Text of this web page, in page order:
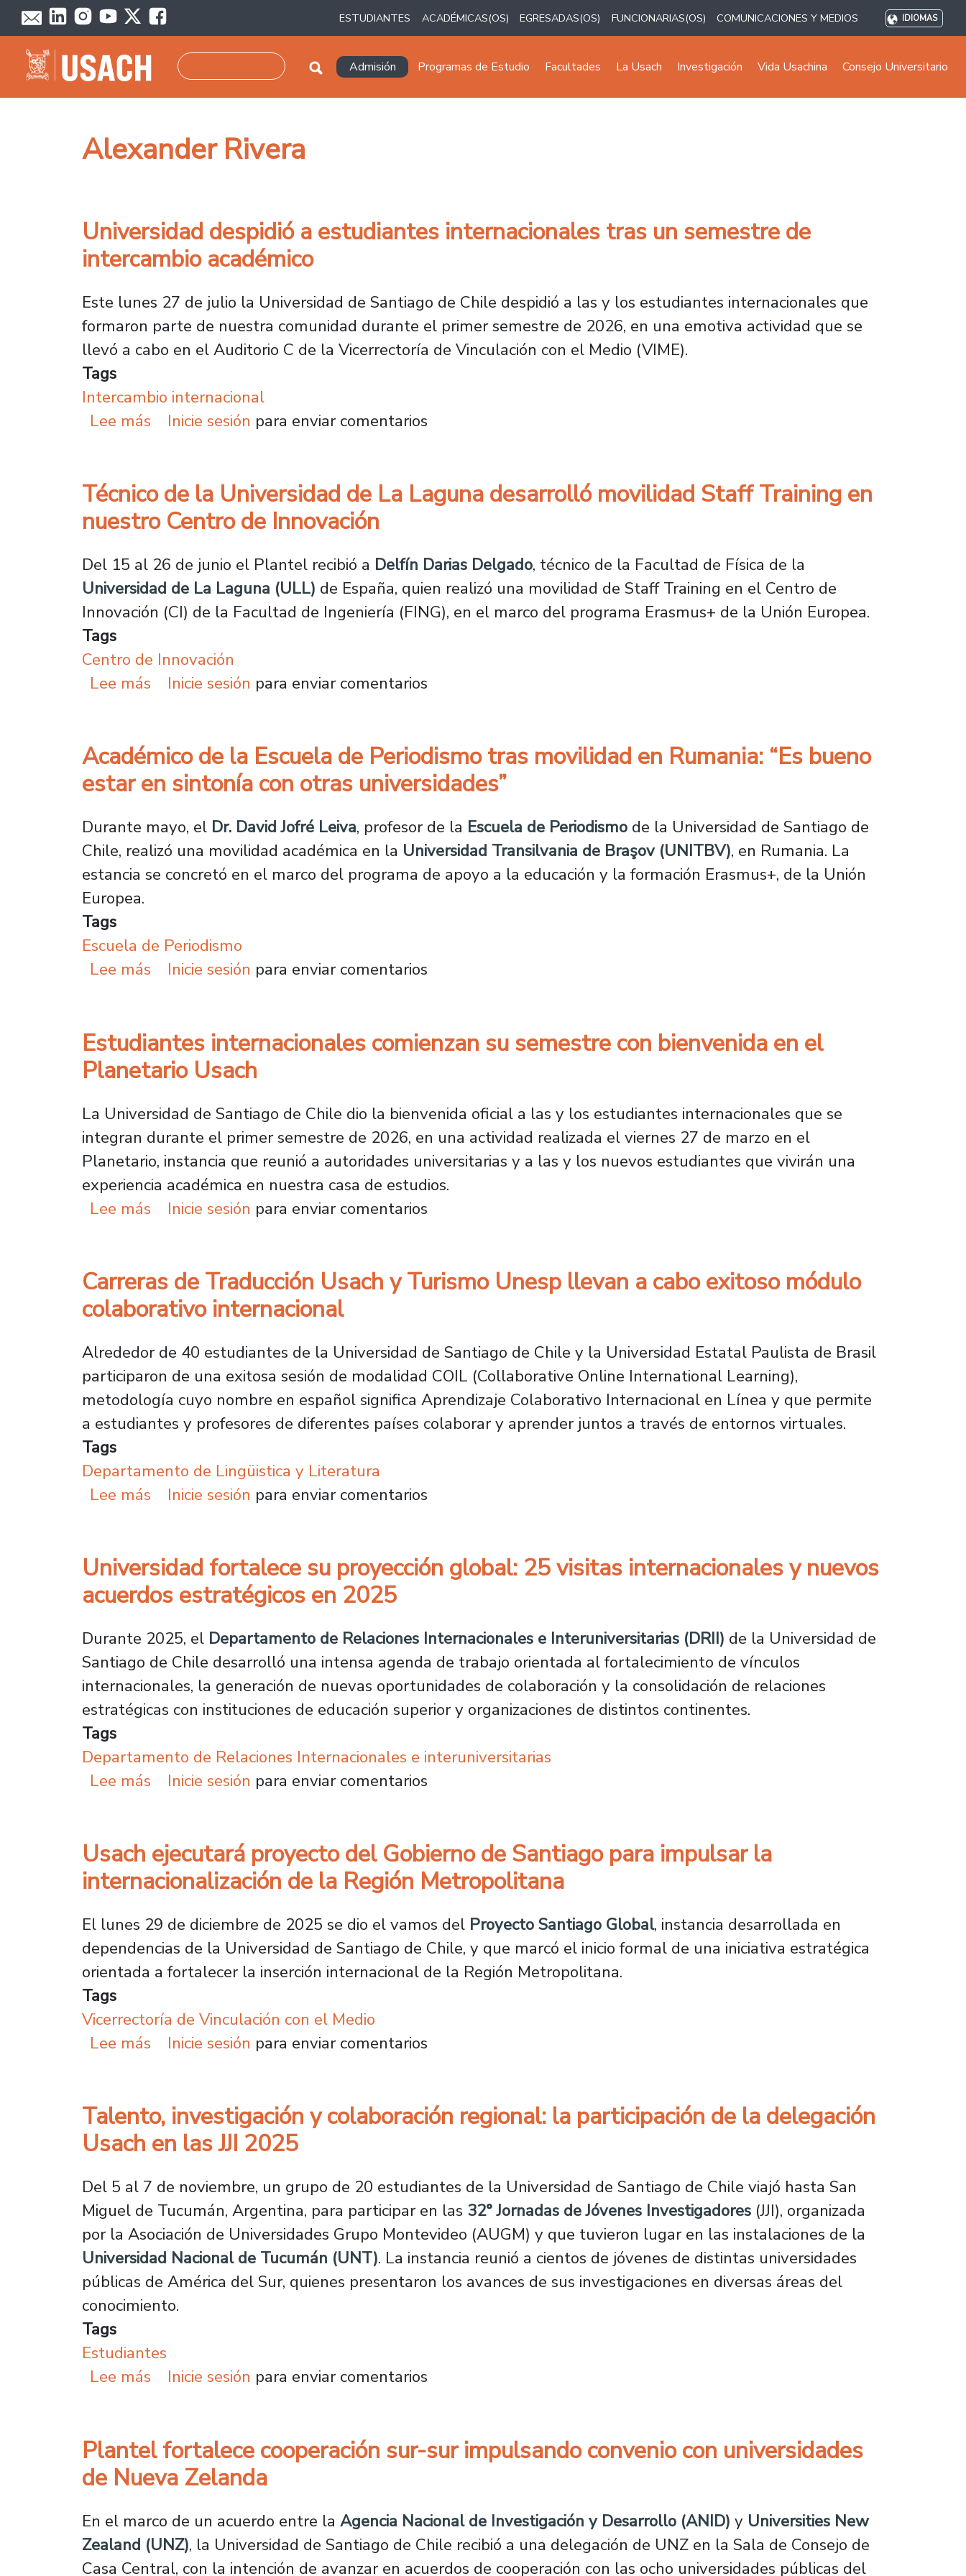
Pasar al contenido principal
ESTUDIANTES ACADÉMICAS(OS) EGRESADAS(OS) FUNCIONARIAS(OS) COMUNICACIONES Y MEDIOS IDIOMAS
Navegación principal
Admisión Programas de Estudio Facultades La Usach Investigación Vida Usachina Consejo Universitario
Alexander Rivera
Universidad despidió a estudiantes internacionales tras un semestre de
intercambio académico
Este lunes 27 de julio la Universidad de Santiago de Chile despidió a las y los estudiantes internacionales que
formaron parte de nuestra comunidad durante el primer semestre de 2026, en una emotiva actividad que se
llevó a cabo en el Auditorio C de la Vicerrectoría de Vinculación con el Medio (VIME).
Tags
Intercambio internacional
Lee más sobre Universidad despidió a estudiantes internacionales tras un semestre de intercambio académico
Inicie sesión para enviar comentarios
Técnico de la Universidad de La Laguna desarrolló movilidad Staff Training en
nuestro Centro de Innovación
Del 15 al 26 de junio el Plantel recibió a Delfín Darias Delgado, técnico de la Facultad de Física de la
Universidad de La Laguna (ULL) de España, quien realizó una movilidad de Staff Training en el Centro de
Innovación (CI) de la Facultad de Ingeniería (FING), en el marco del programa Erasmus+ de la Unión Europea.
Tags
Centro de Innovación
Lee más sobre Técnico de la Universidad de La Laguna desarrolló movilidad Staff Training en nuestro Centro de
Inicie sesión para enviar comentarios
Académico de la Escuela de Periodismo tras movilidad en Rumania: “Es bueno
estar en sintonía con otras universidades”
Durante mayo, el Dr. David Jofré Leiva, profesor de la Escuela de Periodismo de la Universidad de Santiago de
Chile, realizó una movilidad académica en la Universidad Transilvania de Braşov (UNITBV), en Rumania. La
estancia se concretó en el marco del programa de apoyo a la educación y la formación Erasmus+, de la Unión
Europea.
Tags
Escuela de Periodismo
Lee más sobre Académico de la Escuela de Periodismo tras movilidad en Rumania: “Es bueno estar en sintonía con otras
Inicie sesión para enviar comentarios
Estudiantes internacionales comienzan su semestre con bienvenida en el
Planetario Usach
La Universidad de Santiago de Chile dio la bienvenida oficial a las y los estudiantes internacionales que se
integran durante el primer semestre de 2026, en una actividad realizada el viernes 27 de marzo en el
Planetario, instancia que reunió a autoridades universitarias y a las y los nuevos estudiantes que vivirán una
experiencia académica en nuestra casa de estudios.
Lee más sobre Estudiantes internacionales comienzan su semestre con bienvenida en el Planetario Usach
Inicie sesión para enviar comentarios
Carreras de Traducción Usach y Turismo Unesp llevan a cabo exitoso módulo
colaborativo internacional
Alrededor de 40 estudiantes de la Universidad de Santiago de Chile y la Universidad Estatal Paulista de Brasil
participaron de una exitosa sesión de modalidad COIL (Collaborative Online International Learning),
metodología cuyo nombre en español significa Aprendizaje Colaborativo Internacional en Línea y que permite
a estudiantes y profesores de diferentes países colaborar y aprender juntos a través de entornos virtuales.
Tags
Departamento de Lingüistica y Literatura
Lee más sobre Carreras de Traducción Usach y Turismo Unesp llevan a cabo exitoso módulo colaborativo internacional
Inicie sesión para enviar comentarios
Universidad fortalece su proyección global: 25 visitas internacionales y nuevos
acuerdos estratégicos en 2025
Durante 2025, el Departamento de Relaciones Internacionales e Interuniversitarias (DRII) de la Universidad de
Santiago de Chile desarrolló una intensa agenda de trabajo orientada al fortalecimiento de vínculos
internacionales, la generación de nuevas oportunidades de colaboración y la consolidación de relaciones
estratégicas con instituciones de educación superior y organizaciones de distintos continentes.
Tags
Departamento de Relaciones Internacionales e interuniversitarias
Lee más sobre Universidad fortalece su proyección global: 25 visitas internacionales y nuevos acuerdos estratégicos en
Inicie sesión para enviar comentarios
Usach ejecutará proyecto del Gobierno de Santiago para impulsar la
internacionalización de la Región Metropolitana
El lunes 29 de diciembre de 2025 se dio el vamos del Proyecto Santiago Global, instancia desarrollada en
dependencias de la Universidad de Santiago de Chile, y que marcó el inicio formal de una iniciativa estratégica
orientada a fortalecer la inserción internacional de la Región Metropolitana.
Tags
Vicerrectoría de Vinculación con el Medio
Lee más sobre Usach ejecutará proyecto del Gobierno de Santiago para impulsar la internacionalización de la Región
Inicie sesión para enviar comentarios
Talento, investigación y colaboración regional: la participación de la delegación
Usach en las JJI 2025
Del 5 al 7 de noviembre, un grupo de 20 estudiantes de la Universidad de Santiago de Chile viajó hasta San
Miguel de Tucumán, Argentina, para participar en las 32° Jornadas de Jóvenes Investigadores (JJI), organizada
por la Asociación de Universidades Grupo Montevideo (AUGM) y que tuvieron lugar en las instalaciones de la
Universidad Nacional de Tucumán (UNT). La instancia reunió a cientos de jóvenes de distintas universidades
públicas de América del Sur, quienes presentaron los avances de sus investigaciones en diversas áreas del
conocimiento.
Tags
Estudiantes
Lee más sobre Talento, investigación y colaboración regional: la participación de la delegación Usach en las JJI 2025
Inicie sesión para enviar comentarios
Plantel fortalece cooperación sur-sur impulsando convenio con universidades
de Nueva Zelanda
En el marco de un acuerdo entre la Agencia Nacional de Investigación y Desarrollo (ANID) y Universities New
Zealand (UNZ), la Universidad de Santiago de Chile recibió a una delegación de UNZ en la Sala de Consejo de
Casa Central, con la intención de avanzar en acuerdos de cooperación con las ocho universidades públicas del